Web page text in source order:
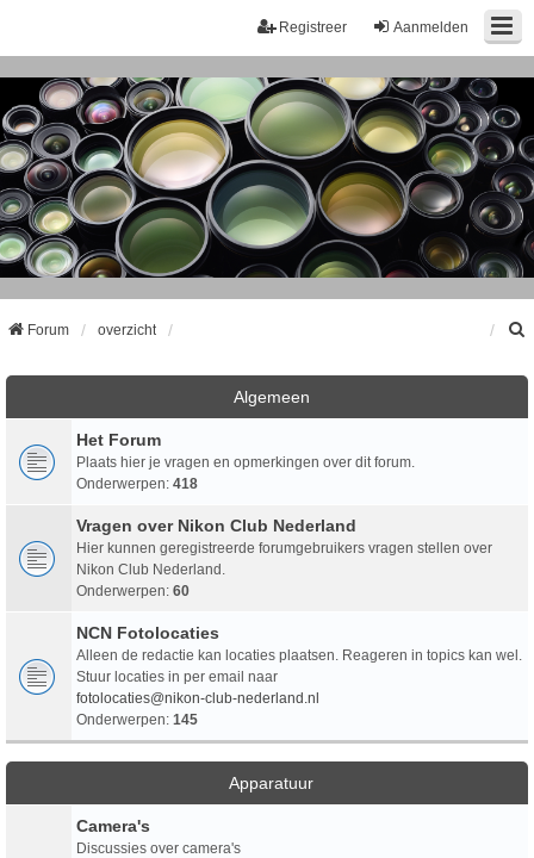
Aanmelden
Registreer
Forum overzicht
Algemeen
Het Forum
Plaats hier je vragen en opmerkingen over dit forum.
Onderwerpen: 418
Vragen over Nikon Club Nederland
Hier kunnen geregistreerde forumgebruikers vragen stellen over
Nikon Club Nederland.
Onderwerpen: 60
NCN Fotolocaties
Alleen de redactie kan locaties plaatsen. Reageren in topics kan wel.
Stuur locaties in per email naar
fotolocaties@nikon-club-nederland.nl
Onderwerpen: 145
Apparatuur
Camera's
Discussies over camera's